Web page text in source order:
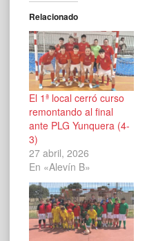
Relacionado
El 1ª local cerró curso
remontando al final
ante PLG Yunquera (4-
3)
27 abril, 2026
En «Alevín B»